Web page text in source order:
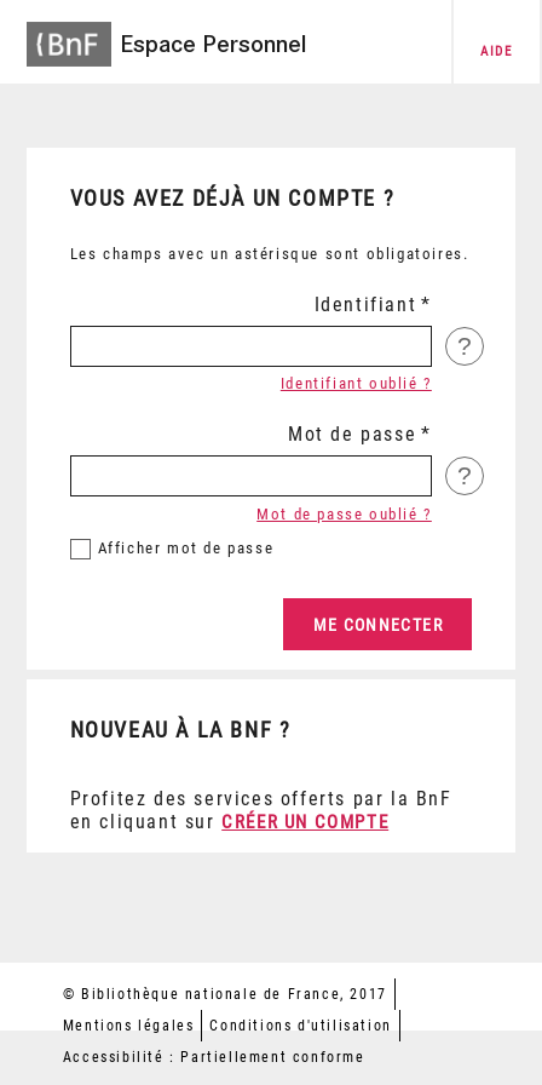
Espace Personnel AIDE
VOUS AVEZ DÉJÀ UN COMPTE ?
Les champs avec un astérisque sont obligatoires.
Identifiant
?
Identifiant oublié ?
Mot de passe
?
Afficher mot de passe
Mot de passe oublié ?
NOUVEAU À LA BNF ?
Profitez des services offerts par la BnF
en cliquant sur CRÉER UN COMPTE
© Bibliothèque nationale de France, 2017
Mentions légales
Conditions d'utilisation
Accessibilité : Partiellement conforme